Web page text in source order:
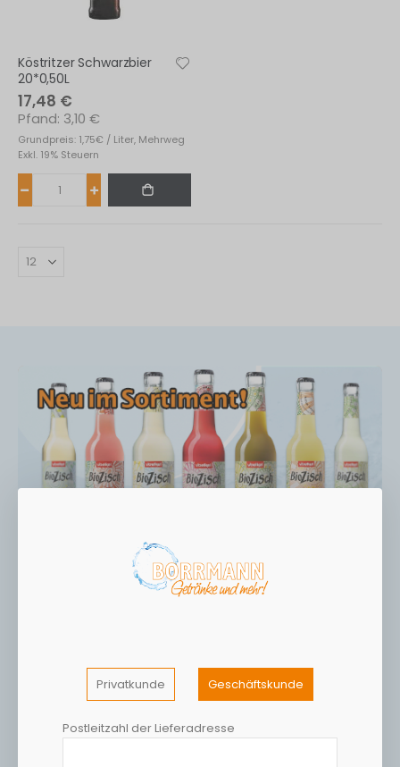
Köstritzer Schwarzbier
20*0,50L
17,48 €
Grundpreis: 1,75€ / Liter, Mehrweg
3,10 €
Exkl. 19% Steuern
Privatkunde Geschäftskunde
Postleitzahl der Lieferadresse